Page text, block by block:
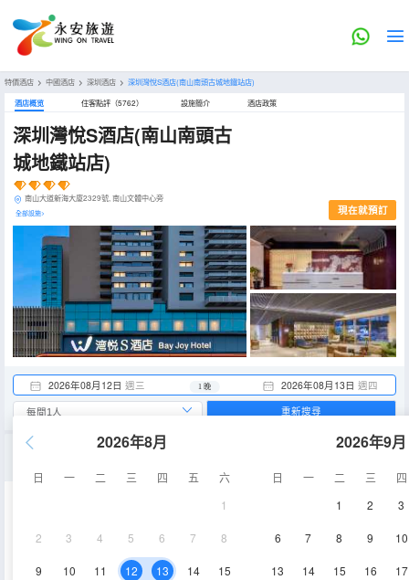
特價酒店 > 中國酒店 > 深圳酒店 > 深圳灣悅S酒店(南山南頭古城地鐵站店)
酒店概览 住客點評（5762） 設施簡介 酒店政策
深圳灣悅S酒店(南山南頭古
城地鐵站店)
南山大道新海大廈2329號, 南山文體中心旁
全部設施> 現在就預訂
2026年08月12日 週三 2026年08月13日 週四
1 晚
2026年8月
日 一 二 三 四 五
六
1
2 3 4 5 6 7 8
9 10 11 12 13 14 15
2026年9月
日 一 二 三
四
1
2 3
6 7 8 9 10
13 14 15 16 17
重新搜尋
30-35㎡ 空調